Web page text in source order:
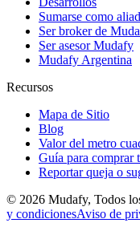
Sumarse como
Ser broker de
Ser asesor Mudafy
Mudafy Argentina
Recursos
Mapa de Sitio
Blog
Valor del metro
Guía para comprar
Reportar queja o
© 2026 Mudafy, Todos
y condicionesAviso de